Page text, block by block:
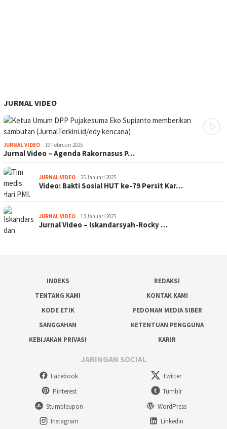
JURNAL VIDEO
JURNAL VIDEO 19 Februari 2025
Jurnal Video – Agenda Rakornasus P…
JURNAL VIDEO 25 Januari 2025
Video: Bakti Sosial HUT ke-79 Persit Kar…
JURNAL VIDEO 13 Januari 2025
Jurnal Video – Iskandarsyah-Rocky …
INDEKS
REDAKSI
TENTANG KAMI
KONTAK KAMI
KODE ETIK
PEDOMAN MEDIA SIBER
SANGGAHAN
KETENTUAN PENGGUNA
KEBIJAKAN PRIVASI
KARIR
JARINGAN SOCIAL
Facebook
Twitter
Pinterest
Tumblr
Stumbleupon
WordPress
Instagram
Linkedin